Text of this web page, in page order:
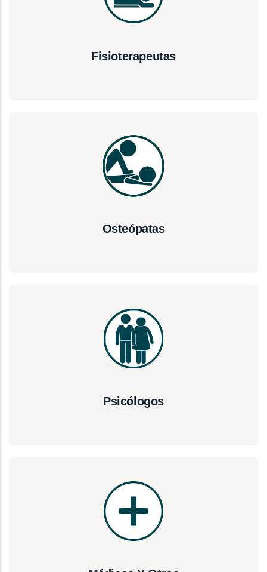
Fisioterapeutas
Osteópatas
Psicólogos